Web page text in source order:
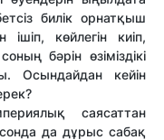
билік орнатқыш
ішіп, көйлегін киіп,
бәрін өзіміздікі
Осындайдан кейін
саясаттан
да дұрыс сабақ